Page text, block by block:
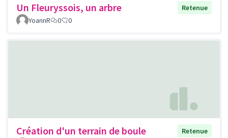
Un Fleuryssois, un arbre
Retenue
YoannR
0 0
Création d'un terrain de boule
Retenue